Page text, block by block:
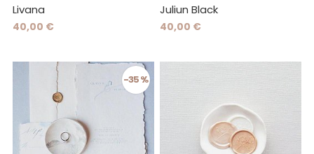
Livana
40,00 €
Juliun Black
40,00 €
-35 %